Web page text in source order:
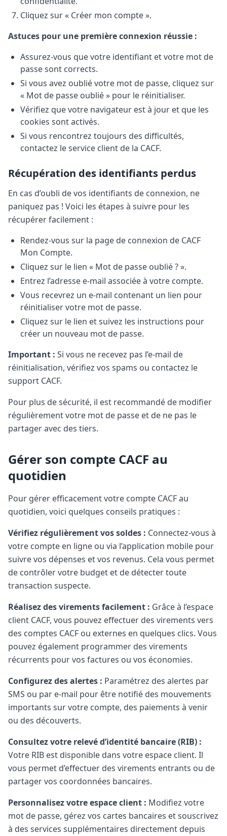
Cliquez sur « Créer mon compte ».
Astuces pour une première connexion réussie :
Assurez-vous que votre identifiant et votre mot de
passe sont corrects.
Si vous avez oublié votre mot de passe, cliquez sur
« Mot de passe oublié » pour le réinitialiser.
Vérifiez que votre navigateur est à jour et que les
cookies sont activés.
Si vous rencontrez toujours des difficultés,
contactez le service client de la CACF.
Récupération des identifiants perdus
En cas d’oubli de vos identifiants de connexion, ne
paniquez pas ! Voici les étapes à suivre pour les
récupérer facilement :
Rendez-vous sur la page de connexion de CACF
Mon Compte.
Cliquez sur le lien « Mot de passe oublié ? ».
Entrez l’adresse e-mail associée à votre compte.
Vous recevrez un e-mail contenant un lien pour
réinitialiser votre mot de passe.
Cliquez sur le lien et suivez les instructions pour
créer un nouveau mot de passe.
Important : Si vous ne recevez pas l’e-mail de
réinitialisation, vérifiez vos spams ou contactez le
support CACF.
Pour plus de sécurité, il est recommandé de modifier
régulièrement votre mot de passe et de ne pas le
partager avec des tiers.
Gérer son compte CACF au
quotidien
Pour gérer efficacement votre compte CACF au
quotidien, voici quelques conseils pratiques :
Vérifiez régulièrement vos soldes : Connectez-vous à
votre compte en ligne ou via l’application mobile pour
suivre vos dépenses et vos revenus. Cela vous permet
de contrôler votre budget et de détecter toute
transaction suspecte.
Réalisez des virements facilement : Grâce à l’espace
client CACF, vous pouvez effectuer des virements vers
des comptes CACF ou externes en quelques clics. Vous
pouvez également programmer des virements
récurrents pour vos factures ou vos économies.
Configurez des alertes : Paramétrez des alertes par
SMS ou par e-mail pour être notifié des mouvements
importants sur votre compte, des paiements à venir
ou des découverts.
Consultez votre relevé d’identité bancaire (RIB) :
Votre RIB est disponible dans votre espace client. Il
vous permet d’effectuer des virements entrants ou de
partager vos coordonnées bancaires.
Personnalisez votre espace client : Modifiez votre
mot de passe, gérez vos cartes bancaires et souscrivez
à des services supplémentaires directement depuis